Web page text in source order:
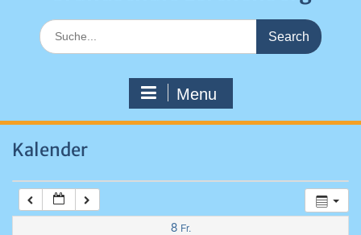
Search
for:
Menu
Kalender
8 Fr.
7:00